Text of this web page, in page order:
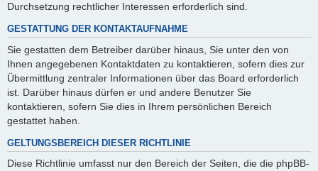
Durchsetzung rechtlicher Interessen erforderlich sind.
GESTATTUNG DER KONTAKTAUFNAHME
Sie gestatten dem Betreiber darüber hinaus, Sie unter den von
Ihnen angegebenen Kontaktdaten zu kontaktieren, sofern dies zur
Übermittlung zentraler Informationen über das Board erforderlich
ist. Darüber hinaus dürfen er und andere Benutzer Sie
kontaktieren, sofern Sie dies in Ihrem persönlichen Bereich
gestattet haben.
GELTUNGSBEREICH DIESER RICHTLINIE
Diese Richtlinie umfasst nur den Bereich der Seiten, die die phpBB-